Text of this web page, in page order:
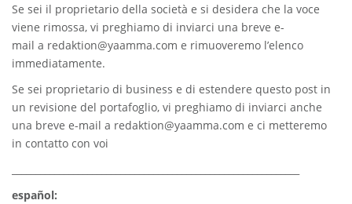
Se sei il proprietario della società e si desidera che la voce
viene rimossa, vi preghiamo di inviarci una breve e-
mail a redaktion@yaamma.com e rimuoveremo l’elenco
immediatamente.
Se sei proprietario di business e di estendere questo post in
un revisione del portafoglio, vi preghiamo di inviarci anche
una breve e-mail a redaktion@yaamma.com e ci metteremo
in contatto con voi
español: